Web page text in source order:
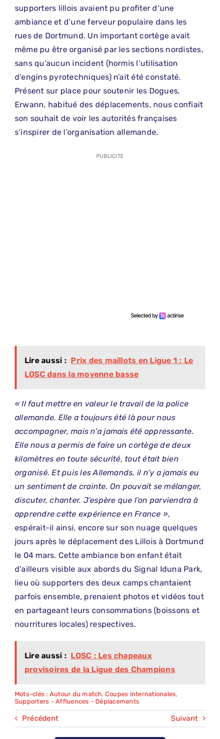
supporters lillois avaient pu profiter d’une
ambiance et d’une ferveur populaire dans les
rues de Dortmund. Un important cortège avait
même pu être organisé par les sections nordistes,
sans qu’aucun incident (hormis l’utilisation
d’engins pyrotechniques) n’ait été constaté.
Présent sur place pour soutenir les Dogues,
Erwann, habitué des déplacements, nous confiait
son souhait de voir les autorités françaises
s’inspirer de l’organisation allemande.
PUBLICITE
Lire aussi : Prix des maillots en Ligue 1 : Le
LOSC dans la moyenne basse
« Il faut mettre en valeur le travail de la police
allemande. Elle a toujours été là pour nous
accompagner, mais n’a jamais été oppressante.
Elle nous a permis de faire un cortège de deux
kilomètres en toute sécurité, tout était bien
organisé. Et puis les Allemands, il n’y a jamais eu
un sentiment de crainte. On pouvait se mélanger,
discuter, chanter. J’espère que l’on parviendra à
apprendre cette expérience en France »,
espérait-il ainsi, encore sur son nuage quelques
jours après le déplacement des Lillois à Dortmund
le 04 mars. Cette ambiance bon enfant était
d’ailleurs visible aux abords du Signal Iduna Park,
lieu où supporters des deux camps chantaient
parfois ensemble, prenaient photos et vidéos tout
en partageant leurs consommations (boissons et
nourritures locales) respectives.
Lire aussi : LOSC : Les chapeaux
provisoires de la Ligue des Champions
Mots-clés : Autour du match, Coupes internationales,
Supporters - Affluences - Déplacements
Précédent Suivant